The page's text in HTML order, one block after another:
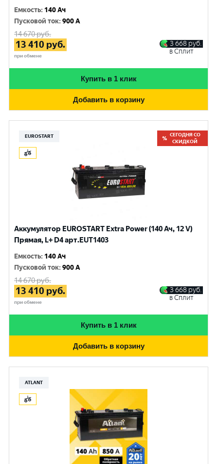
Емкость: 140 Ач
Пусковой ток:900 A
14 670руб.
13 410 руб.
при обмене
3 668 руб.
в Сплит
Купить в 1 клик
Добавить в корзину
EUROSTART
СЕГОДНЯ СО
СКИДКОЙ
Аккумулятор EUROSTART Extra Power (140 Ач, 12 V)
Прямая, L+ D4 арт.EUT1403
Емкость: 140 Ач
Пусковой ток:900 A
14 670руб.
13 410 руб.
при обмене
3 668 руб.
в Сплит
Купить в 1 клик
Добавить в корзину
ATLANT